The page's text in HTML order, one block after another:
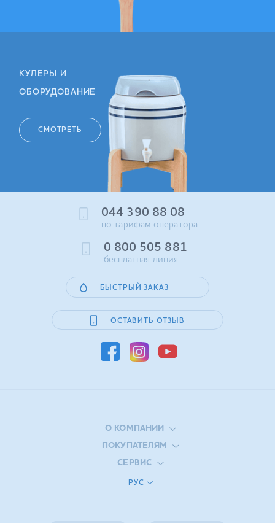
КУЛЕРЫ И
ОБОРУДОВАНИЕ
СМОТРЕТЬ
044 390 88 08
по тарифам оператора
0 800 505 881
бесплатная линия
БЫСТРЫЙ ЗАКАЗ
ОСТАВИТЬ ОТЗЫВ
О КОМПАНИИ
ПОКУПАТЕЛЯМ
СЕРВИС
РУС